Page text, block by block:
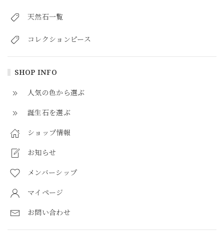
天然石一覧
コレクションピース
SHOP INFO
人気の色から選ぶ
誕生石を選ぶ
ショップ情報
お知らせ
メンバーシップ
マイページ
お問い合わせ